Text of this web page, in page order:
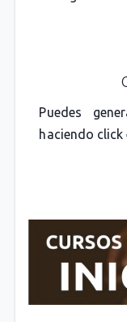
Puedes
haciendo click